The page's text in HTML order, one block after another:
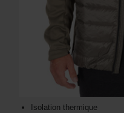
Isolation thermique